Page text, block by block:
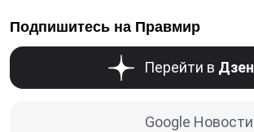
Подпишитесь на Правмир
Перейти в Дзен
Google Новости